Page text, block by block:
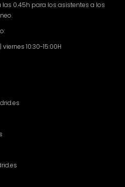
las 0.45h para los asistentes a los
10:30-15:00H